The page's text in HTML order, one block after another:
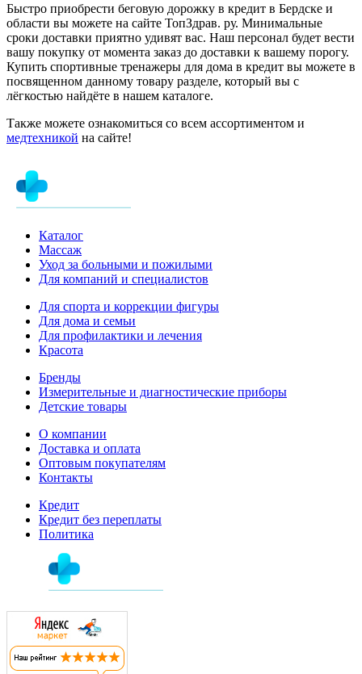
Быстро приобрести беговую дорожку в кредит в Бердске и
области вы можете на сайте ТопЗдрав. ру. Минимальные
сроки доставки приятно удивят вас. Наш персонал будет вести
вашу покупку от момента заказ до доставки к вашему порогу.
Купить спортивные тренажеры для дома в кредит вы можете в
посвященном данному товару разделе, который вы с
лёгкостью найдёте в нашем каталоге.
Также можете ознакомиться со всем ассортиментом и
медтехникой на сайте!
Каталог
Массаж
Уход за больными и пожилыми
Для компаний и специалистов
Для спорта и коррекции фигуры
Для дома и семьи
Для профилактики и лечения
Красота
Бренды
Измерительные и диагностические приборы
Детские товары
О компании
Доставка и оплата
Оптовым покупателям
Контакты
Кредит
Кредит без переплаты
Политика